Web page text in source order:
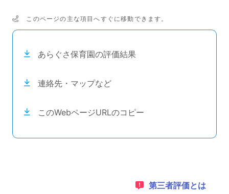
次のコンテンツは目次ナビゲーションリンクです。
このページの主な項目へすぐに移動できます。
あらぐさ保育園の評価結果
連絡先・マップなど
このWebページURLのコピー
1：
第三者評価とは